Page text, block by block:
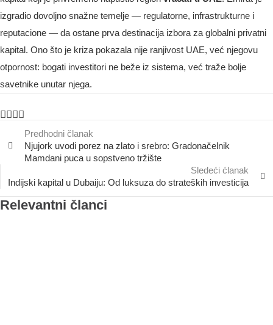
izgradio dovoljno snažne temelje — regulatorne, infrastrukturne i
reputacione — da ostane prva destinacija izbora za globalni privatni
kapital. Ono što je kriza pokazala nije ranjivost UAE, već njegovu
otpornost: bogati investitori ne beže iz sistema, već traže bolje
savetnike unutar njega.
Predhodni članak
Njujork uvodi porez na zlato i srebro: Gradonačelnik
Mamdani puca u sopstveno tržište
Sledeći ćlanak
Indijski kapital u Dubaiju: Od luksuza do strateških investicija
Relevantni članci